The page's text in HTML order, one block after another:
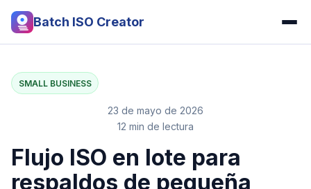
Batch ISO Creator
SMALL BUSINESS
23 de mayo de 2026
12 min de lectura
Flujo ISO en lote para
respaldos de pequeña